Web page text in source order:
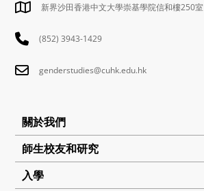
新界沙田香港中文大學崇基學院信和樓250室
(852) 3943-1429
genderstudies@cuhk.edu.hk
關於我們
師生校友和研究
入學